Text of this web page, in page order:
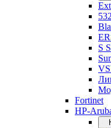
S
Fortinet
HP-